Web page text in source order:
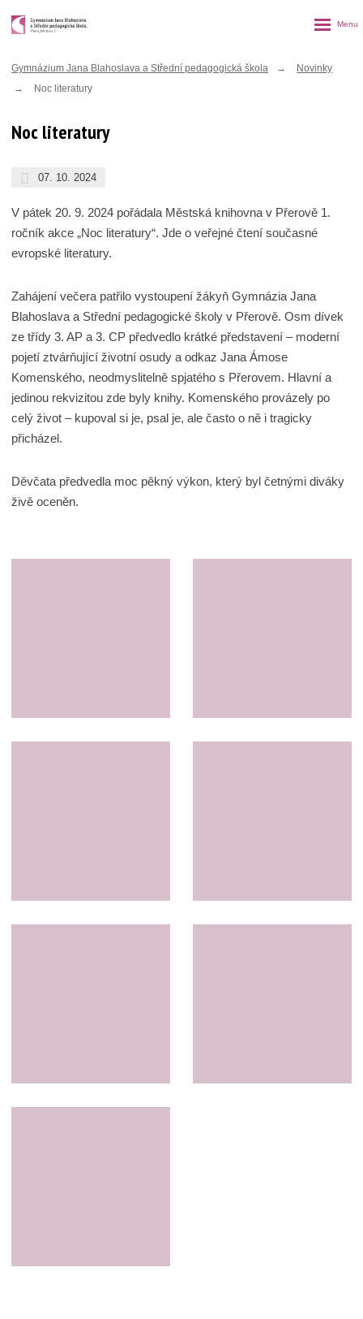
Gymnázium Jana Blahoslava a Střední pedagogická škola
Novinky
Noc literatury
Noc literatury
07. 10. 2024
V pátek 20. 9. 2024 pořádala Městská knihovna v Přerově 1.
ročník akce „Noc literatury“. Jde o veřejné čtení současné
evropské literatury.
Zahájení večera patřilo vystoupení žákyň Gymnázia Jana
Blahoslava a Střední pedagogické školy v Přerově. Osm dívek
ze třídy 3. AP a 3. CP předvedlo krátké představení – moderní
pojetí ztvárňující životní osudy a odkaz Jana Ámose
Komenského, neodmyslitelně spjatého s Přerovem. Hlavní a
jedinou rekvizitou zde byly knihy. Komenského provázely po
celý život – kupoval si je, psal je, ale často o ně i tragicky
přicházel.
Děvčata předvedla moc pěkný výkon, který byl četnými diváky
živě oceněn.